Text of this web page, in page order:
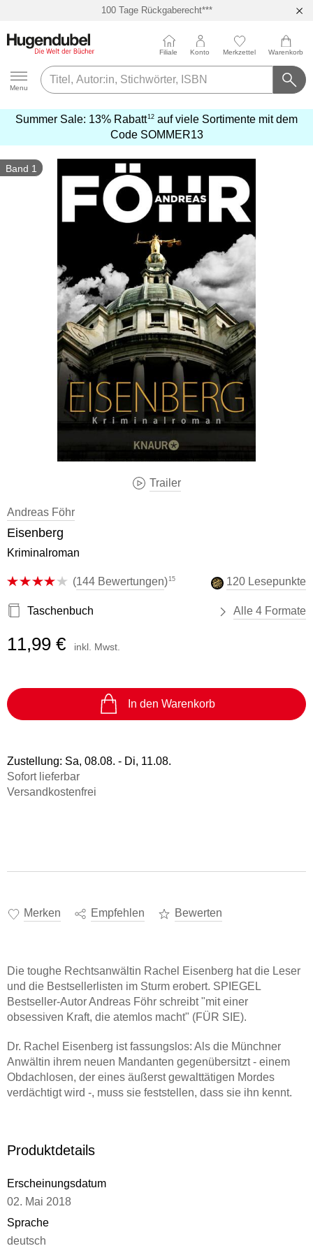
Hugendubel
Menu
Filiale Konto Merkzettel Warenkorb
Summer Sale: 13% Rabatt12 auf viele Sortimente mit dem
Code SOMMER13
erfahren
Trailer
Band 1
Andreas Föhr
Eisenberg
Kriminalroman
(144 Bewertungen) 15 120 Lesepunkte
Taschenbuch Alle 4 Formate
11,99 € inkl. Mwst.
In den Warenkorb
Zustellung: Sa, 08.08. - Di, 11.08.
Sofort lieferbar
Versandkostenfrei
Merken Empfehlen Bewerten
Die toughe Rechtsanwältin Rachel Eisenberg hat die Leser
und die Bestsellerlisten im Sturm erobert. SPIEGEL
Bestseller-Autor Andreas Föhr schreibt "mit einer
obsessiven Kraft, die atemlos macht" (FÜR SIE).
Dr. Rachel Eisenberg ist fassungslos: Als die Münchner
Anwältin ihrem neuen Mandanten gegenübersitzt - einem
Obdachlosen, der eines äußerst gewalttätigen Mordes
verdächtigt wird -, muss sie feststellen, dass sie ihn kennt.
solchen Tat fähig sein soll. Doch alle Beweise sprechen
und seiner Anwältin - Rachel - das Mandat entzieht. Ist er
wirklich so unschuldig, wie sie glaubt?
Ein hochspannender Justiz-Krimi mit raffiniertem Plot,
unerwarteten Wendungen und einer starken Frauenfigur, die
für fesselndes, atemloses Lese-Vergnügen sorgt.
Produktdetails
Erscheinungsdatum
02. Mai 2018
Sprache
deutsch